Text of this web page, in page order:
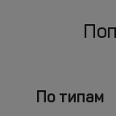
По типам